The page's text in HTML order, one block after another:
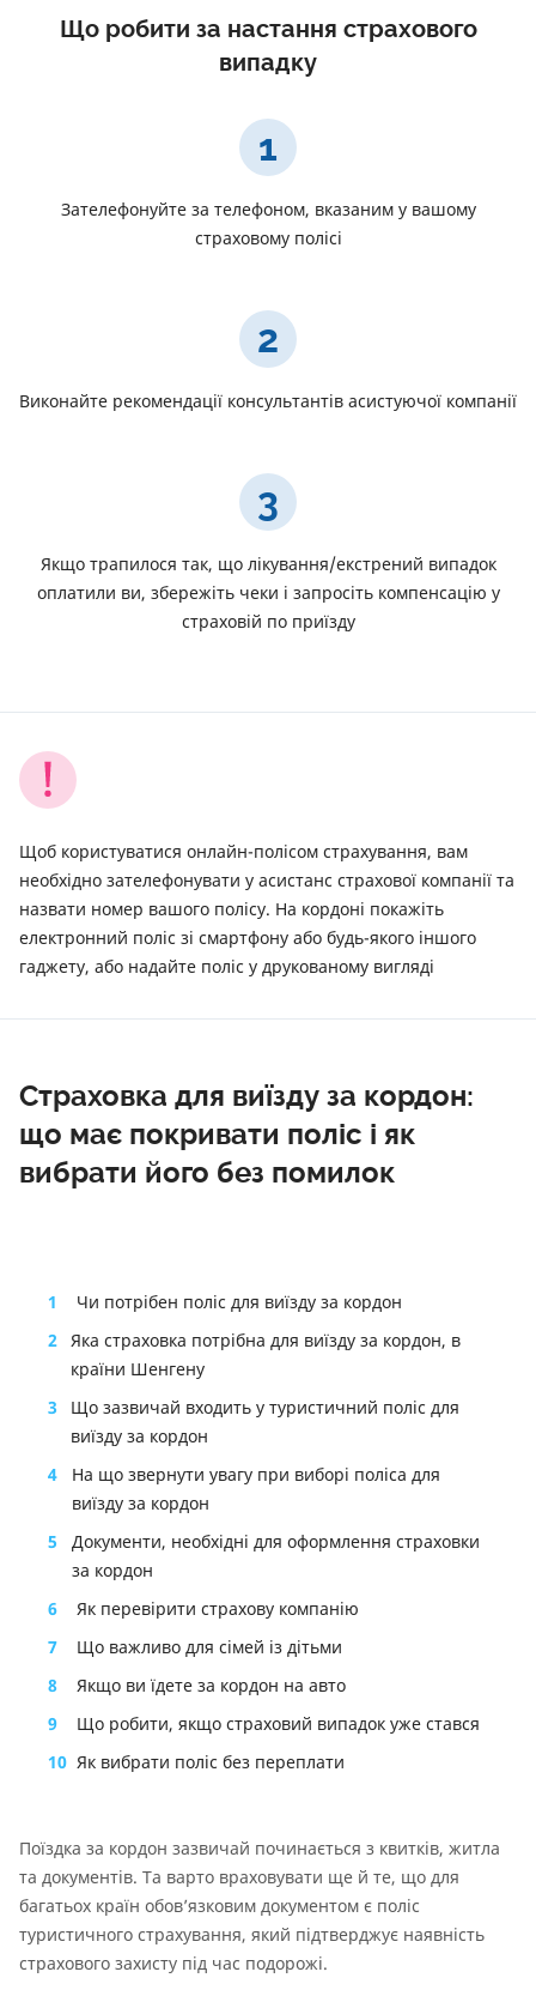
Що робити за настання страхового
випадку
1
Зателефонуйте за телефоном, вказаним у вашому
страховому полісі
2
Виконайте рекомендації консультантів асистуючої компанії
3
Якщо трапилося так, що лікування/екстрений випадок
оплатили ви, збережіть чеки і запросіть компенсацію у
страховій по приїзду
Щоб користуватися онлайн-полісом страхування, вам
необхідно зателефонувати у асистанс страхової компанії та
назвати номер вашого полісу. На кордоні покажіть
електронний поліс зі смартфону або будь-якого іншого
гаджету, або надайте поліс у друкованому вигляді
Страховка для виїзду за кордон:
що має покривати поліс і як
вибрати його без помилок
1
Чи потрібен поліс для виїзду за кордон
2 Яка страховка потрібна для виїзду за кордон, в
країни Шенгену
3
Що зазвичай входить у туристичний поліс для
виїзду за кордон
4
На що звернути увагу при виборі поліса для
виїзду за кордон
5
Документи, необхідні для оформлення страховки
за кордон
6
Як перевірити страхову компанію
7
Що важливо для сімей із дітьми
8
Якщо ви їдете за кордон на авто
9
Що робити, якщо страховий випадок уже стався
10 Як вибрати поліс без переплати
Поїздка за кордон зазвичай починається з квитків, житла
та документів. Та варто враховувати ще й те, що для
багатьох країн обов’язковим документом є поліс
туристичного страхування, який підтверджує наявність
страхового захисту під час подорожі.